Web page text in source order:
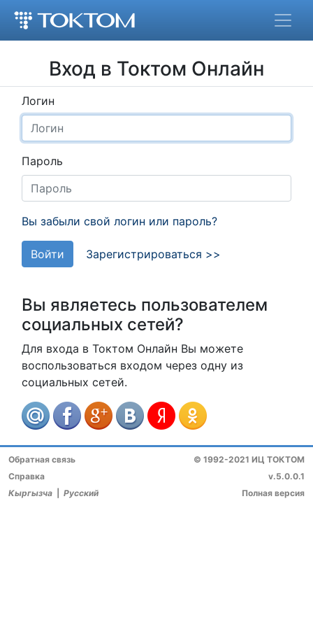
Вход в Токтом Онлайн
Логин
Пароль
Вы забыли свой логин или пароль?
Войти Зарегистрироваться >>
Вы являетесь пользователем
социальных сетей?
Для входа в Токтом Онлайн Вы можете
воспользоваться входом через одну из
социальных сетей.
© 1992-2021 ИЦ ТОКТОМ
v.5.0.0.1
Полная версия
Обратная связь
Справка
Кыргызча
Русский